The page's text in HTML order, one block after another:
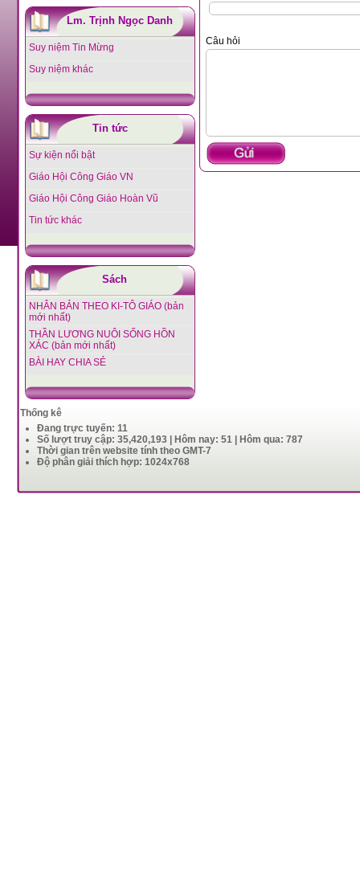
Lm. Trịnh Ngọc Danh
Suy niệm Tin Mừng
Suy niệm khác
Tin tức
Sự kiện nổi bật
Giáo Hội Công Giáo VN
Giáo Hội Công Giáo Hoàn Vũ
Tin tức khác
Sách
NHÂN BẢN THEO KI-TÔ GIÁO (bản
mới nhất)
THẦN LƯƠNG NUÔI SỐNG HỒN
XÁC (bản mới nhất)
BÀI HAY CHIA SẺ
Câu hỏi
Thống kê
Đang trực tuyến: 11
Số lượt truy cập: 35,420,193 | Hôm nay: 51 | Hôm qua: 787
Thời gian trên website tính theo GMT-7
Độ phân giải thích hợp: 1024x768